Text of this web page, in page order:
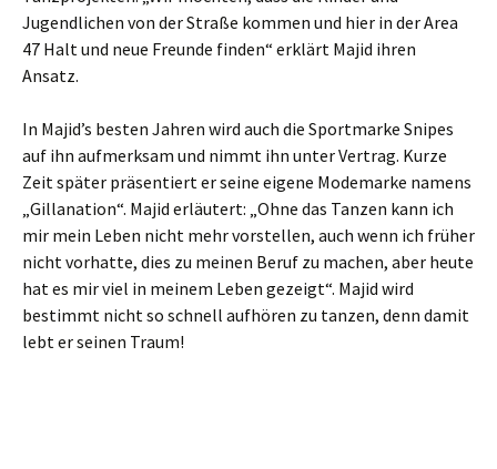
Jugendlichen von der Straße kommen und hier in der Area
47 Halt und neue Freunde finden“ erklärt Majid ihren
Ansatz.
In Majid’s besten Jahren wird auch die Sportmarke Snipes
auf ihn aufmerksam und nimmt ihn unter Vertrag. Kurze
Zeit später präsentiert er seine eigene Modemarke namens
„Gillanation“. Majid erläutert: „Ohne das Tanzen kann ich
mir mein Leben nicht mehr vorstellen, auch wenn ich früher
nicht vorhatte, dies zu meinen Beruf zu machen, aber heute
hat es mir viel in meinem Leben gezeigt“. Majid wird
bestimmt nicht so schnell aufhören zu tanzen, denn damit
lebt er seinen Traum!